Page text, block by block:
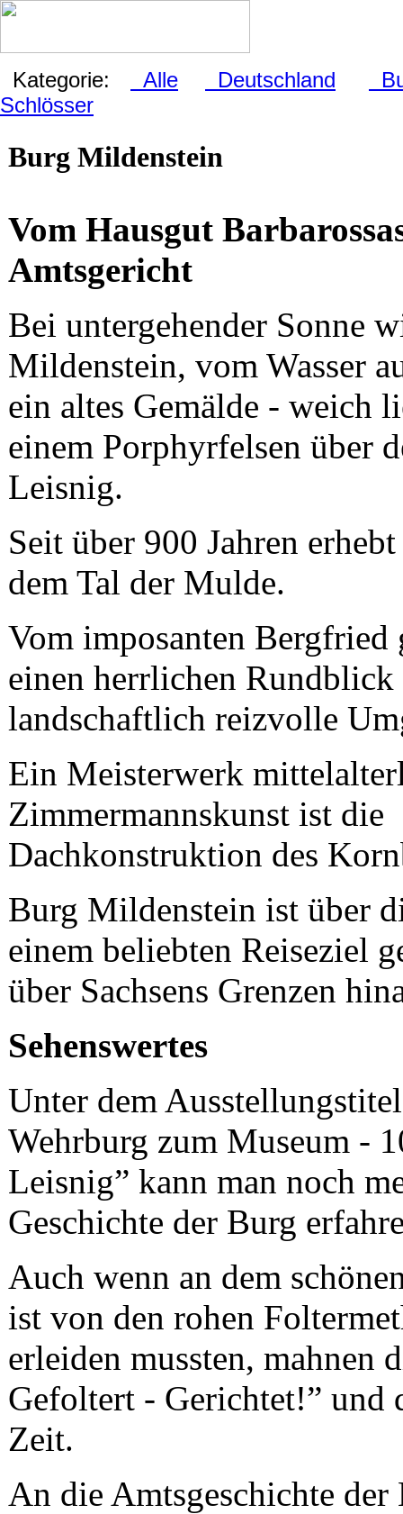
Kategorie: Alle Deutschland
Schlösser
Burg Mildenstein
Vom Hausgut
Amtsgericht
Bei untergehender Sonne
Mildenstein, vom Wasser
ein altes Gemälde - weich
einem Porphyrfelsen über
Leisnig.
Seit über 900 Jahren
dem Tal der Mulde.
Vom imposanten Bergfried
einen herrlichen Rundblick
landschaftlich reizvolle
Ein Meisterwerk
Zimmermannskunst ist die
Dachkonstruktion des
Burg Mildenstein ist über
einem beliebten Reiseziel
über Sachsens Grenzen
Sehenswertes
Unter dem
Wehrburg zum Museum -
Leisnig” kann man noch
Geschichte der Burg
Auch wenn an dem
ist von den rohen
erleiden mussten, mahnen
Gefoltert - Gerichtet!” und
Zeit.
An die Amtsgeschichte